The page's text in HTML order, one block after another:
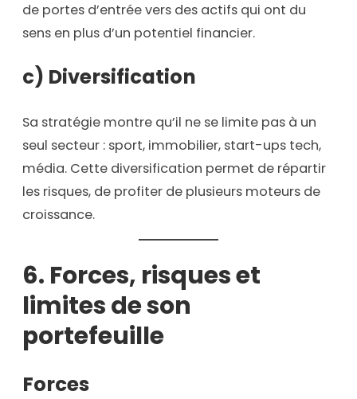
de portes d’entrée vers des actifs qui ont du
sens en plus d’un potentiel financier.
c) Diversification
Sa stratégie montre qu’il ne se limite pas à un
seul secteur : sport, immobilier, start-ups tech,
média. Cette diversification permet de répartir
les risques, de profiter de plusieurs moteurs de
croissance.
6. Forces, risques et
limites de son
portefeuille
Forces